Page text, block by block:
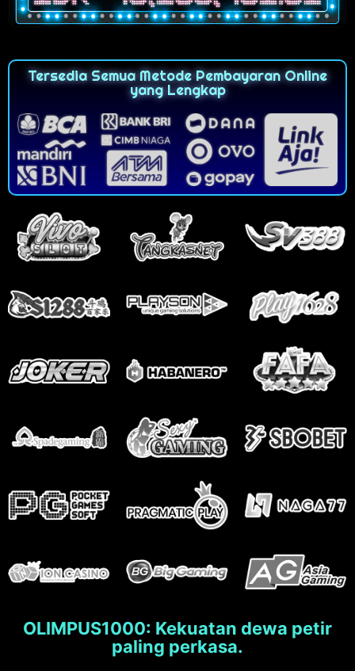
Tersedia Semua Metode Pembayaran Online
yang Lengkap
OLIMPUS1000: Kekuatan dewa petir
paling perkasa.